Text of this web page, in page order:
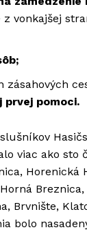
z vonkajšej
zásahových
pomoci.
viac ako
Horenická
Brvnište,
bolo